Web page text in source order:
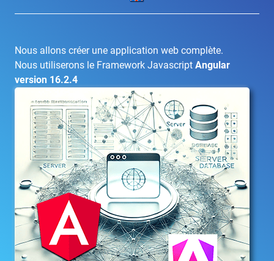
Nous allons créer une application web complète.
Nous utiliserons le Framework Javascript Angular
version 16.2.4